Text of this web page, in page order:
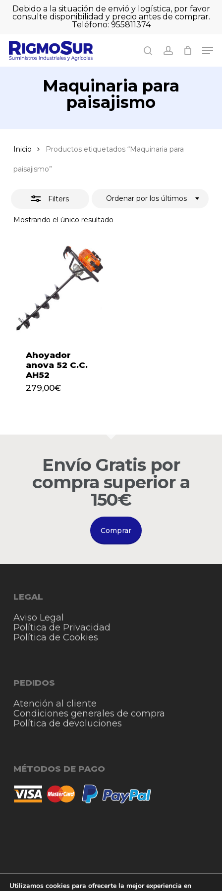
SkipDebido a la situación de envió y logística, por favor
consulte disponibilidad y precio antes de comprar.
Teléfono: 955811374
searchaccount
Cart Close
Go to shop
Subtotal: 0,00
Maquinaria para
paisajismo
Inicio Productos etiquetados “Maquinaria para
paisajismo”
Filters
Mostrando el único resultado
Ordenar por los últimos
Close
Ahoyador
anova 52 C.C.
AH52
279,00€
279,00
Envío Gratis por
compra superior a
150€
Comprar
LEGAL
Aviso Legal
Política de Privacidad
Política de Cookies
PEDIDOS
Atención al cliente
Condiciones generales de compra
Política de devoluciones
MÉTODOS DE PAGO
© 2026 RigmoSur. Proyecto realizado por Grado
Creativo Agencia de Publicidad
Utilizamos cookies para ofrecerte la mejor experiencia en